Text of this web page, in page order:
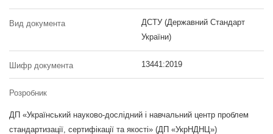
Вид документа
ДСТУ (Державний Стандарт
України)
Шифр документа 13441:2019
Розробник
ДП «Український науково-дослідний і навчальний центр проблем
стандартизації, сертифікації та якості» (ДП «УкрНДНЦ»)